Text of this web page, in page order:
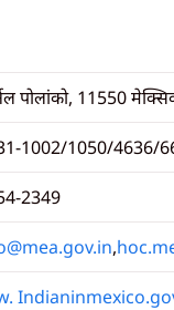
पोलांको, 11550
1002/1050/4636/
2349
,